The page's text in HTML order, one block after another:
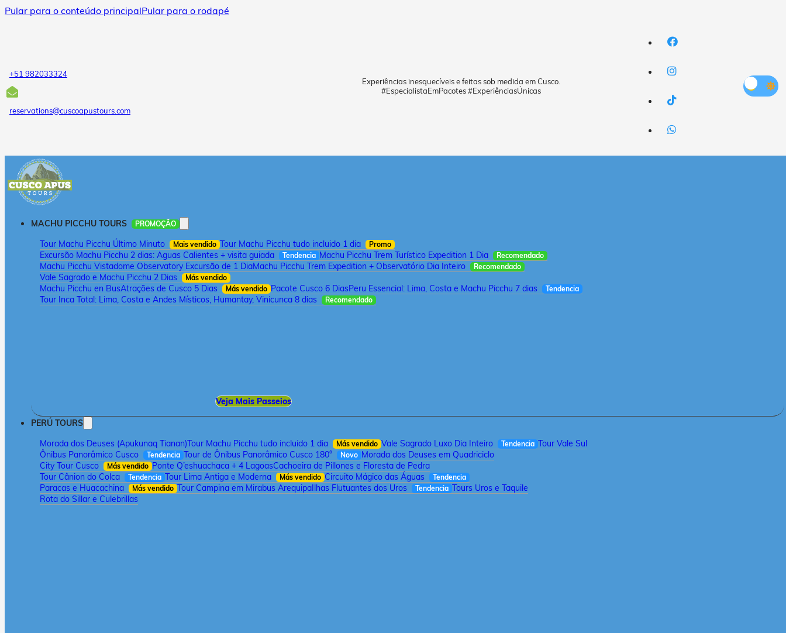
Pular para o conteúdo principalPular para o rodapé
+51 982033324
reservations@cuscoapustours.com
Experiências inesquecíveis e feitas sob medida em Cusco.
#EspecialistaEmPacotes #ExperiênciasÚnicas
MACHU PICCHU TOURS PROMOÇÃO
Tour Machu Picchu Último Minuto Mais vendido Tour Machu Picchu tudo incluido 1 dia Promo
Excursão Machu Picchu 2 dias: Aguas Calientes + visita guiada Tendencia Machu Picchu Trem Turístico Expedition 1 Dia Recomendado
Machu Picchu Vistadome Observatory Excursão de 1 DiaMachu Picchu Trem Expedition + Observatório Dia Inteiro Recomendado
Vale Sagrado e Machu Picchu 2 Dias Más vendido
Machu Picchu en BusAtrações de Cusco 5 Dias Más vendido Pacote Cusco 6 DiasPeru Essencial: Lima, Costa e Machu Picchu 7 dias Tendencia
Tour Inca Total: Lima, Costa e Andes Místicos, Humantay, Vinicunca 8 dias Recomendado
Veja Mais Passeios
PERÚ TOURS
Morada dos Deuses (Apukunaq Tianan)Tour Machu Picchu tudo incluido 1 dia Más vendido Vale Sagrado Luxo Dia Inteiro Tendencia Tour Vale Sul
Ônibus Panorâmico Cusco
Tendencia Tour de Ônibus Panorâmico Cusco 180° Novo Morada dos Deuses em Quadriciclo
City Tour Cusco
Más vendido Ponte Q’eshuachaca + 4 LagoasCachoeira de Pillones e Floresta de Pedra
Tour Cânion do Colca
Tendencia Tour Lima Antiga e Moderna Más vendido Circuito Mágico das Águas Tendencia
Paracas e Huacachina Más vendido Tour Campina em Mirabus ArequipaIlhas Flutuantes dos Uros Tendencia Tours Uros e Taquile
Rota do Sillar e Culebrillas